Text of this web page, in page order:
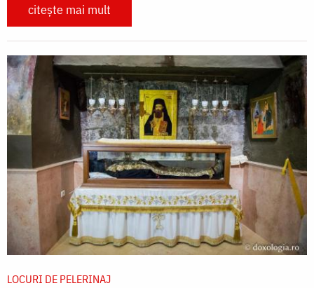
citește mai mult
LOCURI DE PELERINAJ